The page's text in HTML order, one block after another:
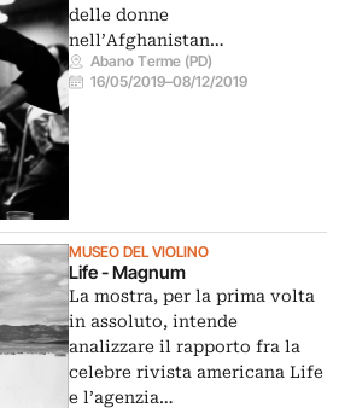
delle donne
nell’Afghanistan…
Abano Terme (PD)
16/05/2019–08/12/2019
MUSEO DEL VIOLINO
Life - Magnum
La mostra, per la prima volta
in assoluto, intende
analizzare il rapporto fra la
celebre rivista americana Life
e l’agenzia…